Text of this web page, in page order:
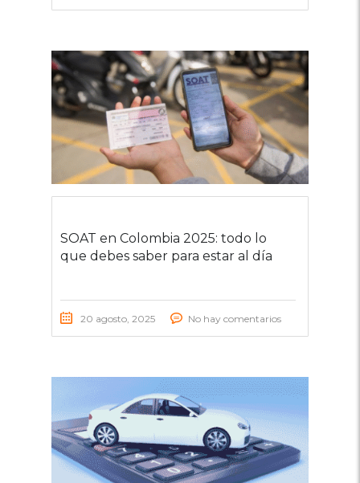
SOAT en Colombia 2025: todo lo
que debes saber para estar al día
20 agosto, 2025 No hay comentarios